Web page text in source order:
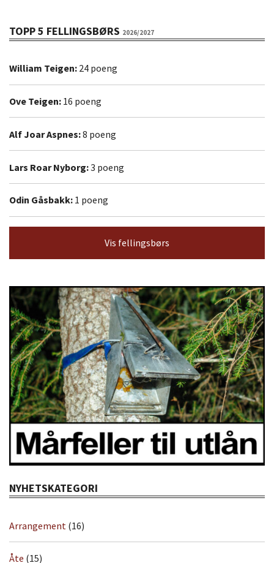
TOPP 5 FELLINGSBØRS 2026/2027
William Teigen: 24 poeng
Ove Teigen: 16 poeng
Alf Joar Aspnes:8 poeng
Lars Roar Nyborg:3 poeng
Odin Gåsbakk: 1 poeng
Vis fellingsbørs
NYHETSKATEGORI
Arrangement (16)
Åte (15)